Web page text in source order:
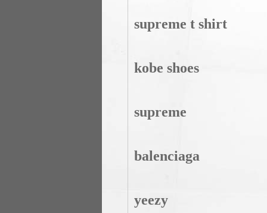
supreme t shirt
kobe shoes
supreme
balenciaga
yeezy